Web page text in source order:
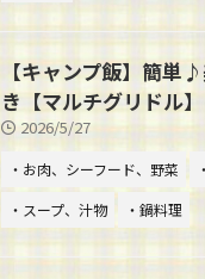
【キャンプ飯】簡単
き【マルチグリドル】
2026/5/27
・お肉、シーフード、野菜
・スープ、汁物
・鍋料理